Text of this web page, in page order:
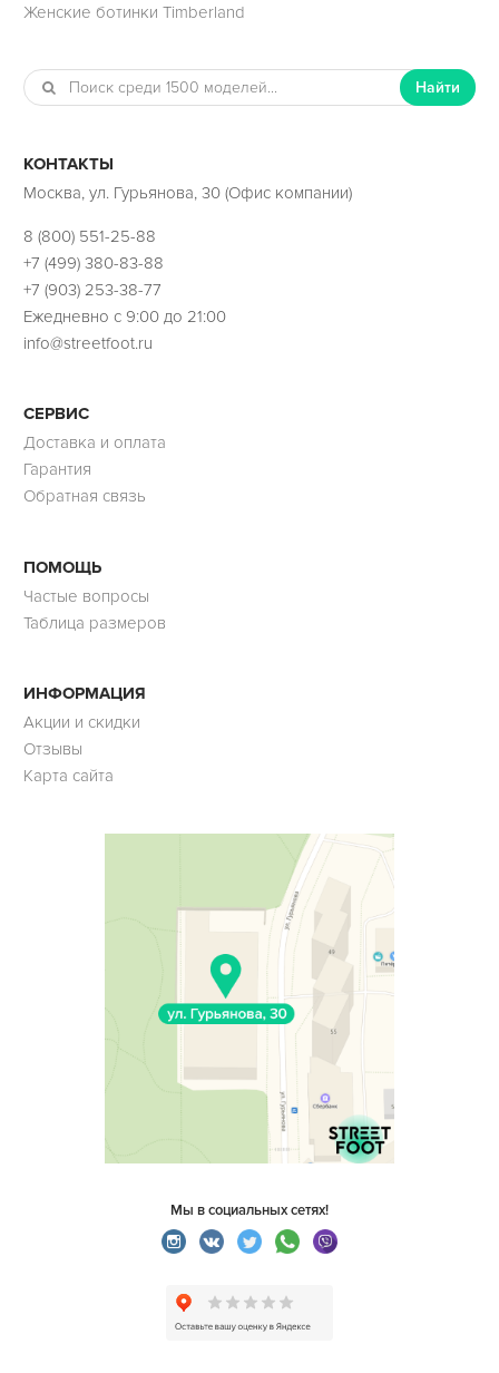
Женские ботинки Timberland
Найти
КОНТАКТЫ
Москва, ул. Гурьянова, 30 (Офис компании)
8 (800) 551-25-88
+7 (499) 380-83-88
+7 (903) 253-38-77
Ежедневно с 9:00 до 21:00
info@streetfoot.ru
СЕРВИС
Доставка и оплата
Гарантия
Обратная связь
ПОМОЩЬ
Частые вопросы
Таблица размеров
ИНФОРМАЦИЯ
Акции и скидки
Отзывы
Карта сайта
Мы в социальных сетях!